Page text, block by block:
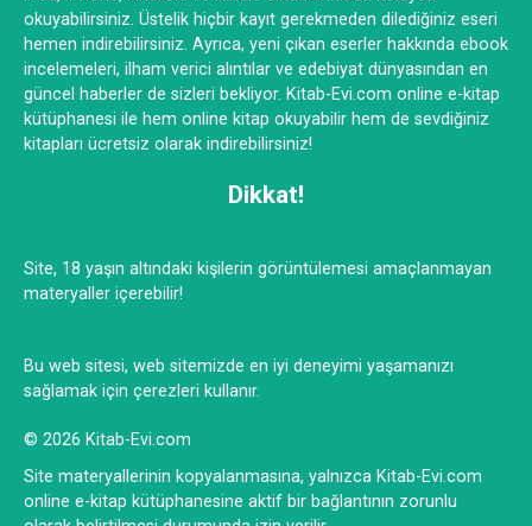
okuyabilirsiniz. Üstelik hiçbir kayıt gerekmeden dilediğiniz eseri
hemen indirebilirsiniz. Ayrıca, yeni çıkan eserler hakkında ebook
incelemeleri, ilham verici alıntılar ve edebiyat dünyasından en
güncel haberler de sizleri bekliyor. Kitab-Evi.com online e-kitap
kütüphanesi ile hem online kitap okuyabilir hem de sevdiğiniz
kitapları ücretsiz olarak indirebilirsiniz!
Dikkat!
Site, 18 yaşın altındaki kişilerin görüntülemesi amaçlanmayan
materyaller içerebilir!
Bu web sitesi, web sitemizde en iyi deneyimi yaşamanızı
sağlamak için çerezleri kullanır.
© 2026 Kitab-Evi.com
Site materyallerinin kopyalanmasına, yalnızca Kitab-Evi.com
online e-kitap kütüphanesine aktif bir bağlantının zorunlu